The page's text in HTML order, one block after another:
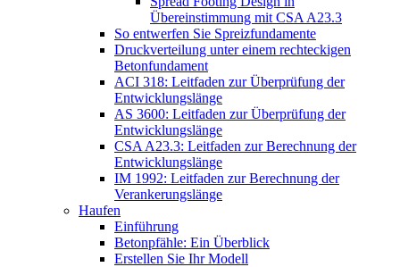
Übereinstimmung mit CSA A23.3
So entwerfen Sie Spreizfundamente
Druckverteilung unter einem rechteckigen
Betonfundament
ACI 318: Leitfaden zur Überprüfung der
Entwicklungslänge
AS 3600: Leitfaden zur Überprüfung der
Entwicklungslänge
CSA A23.3: Leitfaden zur Berechnung der
Entwicklungslänge
IM 1992: Leitfaden zur Berechnung der
Verankerungslänge
Haufen
Einführung
Betonpfähle: Ein Überblick
Erstellen Sie Ihr Modell